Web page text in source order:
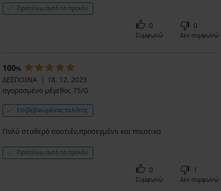
Προτείνω αυτό το προϊόν
0
Συμφωνώ
0
Δεν συμφωνώ
100%
ΔΕΣΠΟΙΝΑ
18. 12. 2023
αγορασμένο μέγεθος 75/G
Επιβεβαιωμένος πελάτης
Πολύ σταθερό σουτιέν,προσεγμένο και ποιοτικο
Προτείνω αυτό το προϊόν
0
Συμφωνώ
1
Δεν συμφωνώ